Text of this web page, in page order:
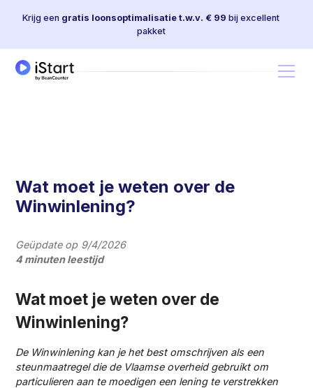
Krijg een gratis loonsoptimalisatie t.w.v. € 99 bij excellent
pakket
Wat moet je weten over de
Winwinlening?
Geüpdate op 9/4/2026
4 minuten leestijd
Wat moet je weten over de
Winwinlening?
De Winwinlening kan je het best omschrijven als een
steunmaatregel die de Vlaamse overheid gebruikt om
particulieren aan te moedigen een lening te verstrekken